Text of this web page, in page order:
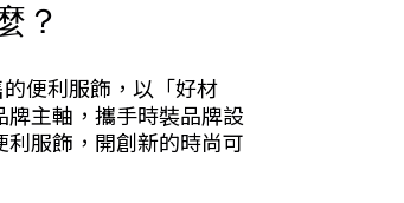
？
便利服飾，以「好材
主軸，攜手時裝品牌設
服飾，開創新的時尚可